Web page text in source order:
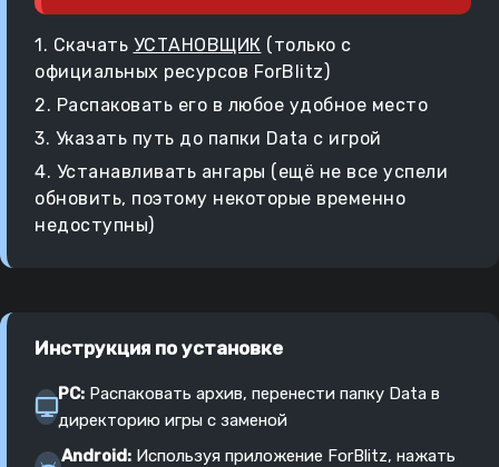
1. Скачать УСТАНОВЩИК (только с
официальных ресурсов ForBlitz)
2. Распаковать его в любое удобное место
3. Указать путь до папки Data с игрой
4. Устанавливать ангары (ещё не все успели
обновить, поэтому некоторые временно
недоступны)
Инструкция по установке
PC: Распаковать архив, перенести папку Data в
директорию игры с заменой
Android: Используя приложение ForBlitz, нажать